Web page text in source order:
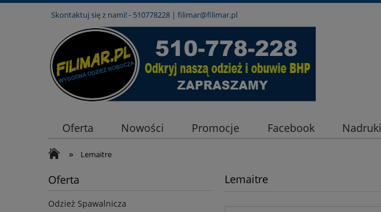
Skontaktuj się z nami! - 510778228 | filimar@filimar.pl
Oferta Nowości Promocje Facebook Nadruki
» Lemaitre
Oferta
Odzież Spawalnicza
Lemaitre